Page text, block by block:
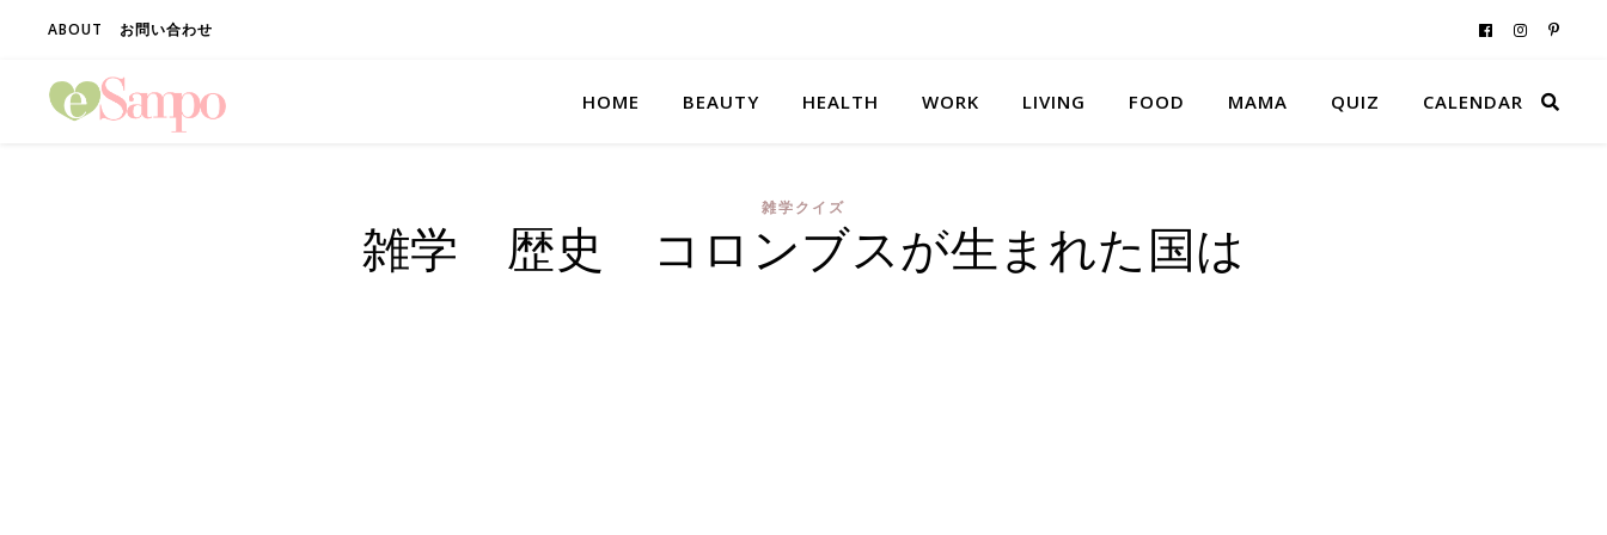
ABOUT お問い合わせ
HOME BEAUTY HEALTH WORK LIVING FOOD MAMA QUIZ CALENDAR
雑学クイズ
雑学 歴史 コロンブスが生まれた国は